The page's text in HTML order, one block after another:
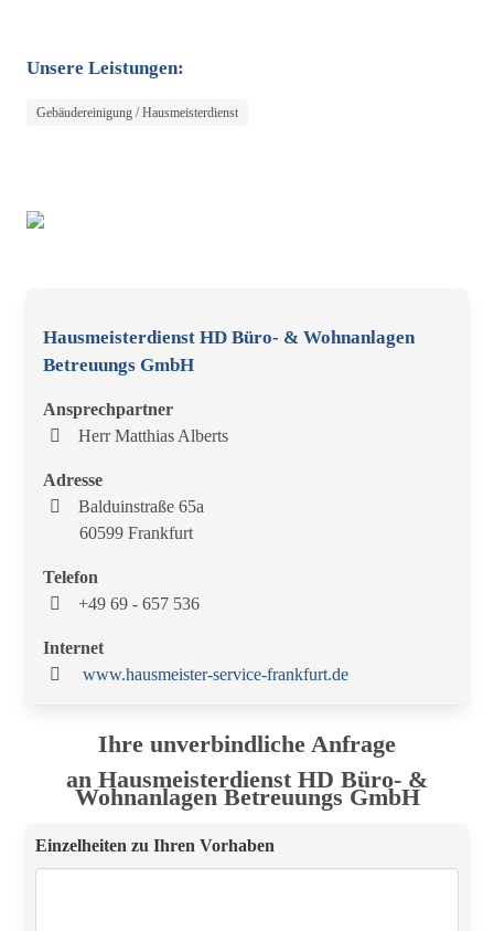
Unsere Leistungen:
Gebäudereinigung / Hausmeisterdienst
Hausmeisterdienst HD Büro- & Wohnanlagen
Betreuungs GmbH
Ansprechpartner
Herr Matthias Alberts
Adresse
Balduinstraße 65a
60599 Frankfurt
Telefon
+49 69 - 657 536
Internet
www.hausmeister-service-frankfurt.de
Ihre unverbindliche Anfrage
an Hausmeisterdienst HD Büro- &
Wohnanlagen Betreuungs GmbH
Einzelheiten zu Ihren Vorhaben